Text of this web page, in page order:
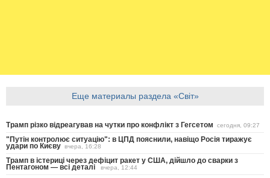
Еще материалы раздела «Світ»
Трамп різко відреагував на чутки про конфлікт з Гегсетом сегодня, 09:27
"Путін контролює ситуацію": в ЦПД пояснили, навіщо Росія тиражує
удари по Києву вчера, 16:28
Трамп в істериці через дефіцит ракет у США, дійшло до сварки з
Пентагоном — всі деталі вчера, 12:44